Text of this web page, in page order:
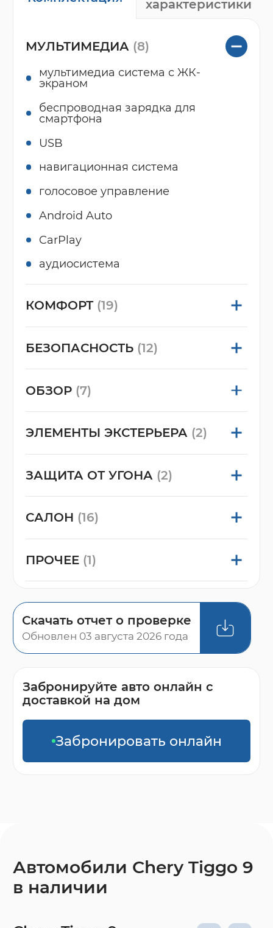
характеристики
МУЛЬТИМЕДИА (8)
мультимедиа система с ЖК-
экраном
беспроводная зарядка для
смартфона
USB
навигационная система
голосовое управление
Android Auto
CarPlay
аудиосистема
КОМФОРТ (19)
БЕЗОПАСНОСТЬ (12)
ОБЗОР (7)
ЭЛЕМЕНТЫ ЭКСТЕРЬЕРА (2)
ЗАЩИТА ОТ УГОНА (2)
САЛОН (16)
ПРОЧЕЕ (1)
Скачать отчет о проверке
Обновлен 03 августа 2026 года
Забронируйте авто онлайн с
доставкой на дом
Забронировать онлайн
Автомобили Chery Tiggo 9
в наличии